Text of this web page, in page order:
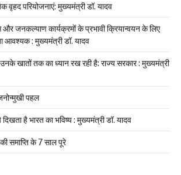
वृहद परियोजनाएं: मुख्यमंत्री डॉ. यादव
और जनकल्याण कार्यक्रमों के प्रभावी क्रियान्वयन के लिए
आवश्यक : मुख्यमंत्री डॉ. यादव
खातों तक का ध्यान रख रही है: राज्य सरकार : मुख्यमंत्री
पहल
दिखता है भारत का भविष्य : मुख्यमंत्री डॉ. यादव
समाप्ति के 7 साल पूरे